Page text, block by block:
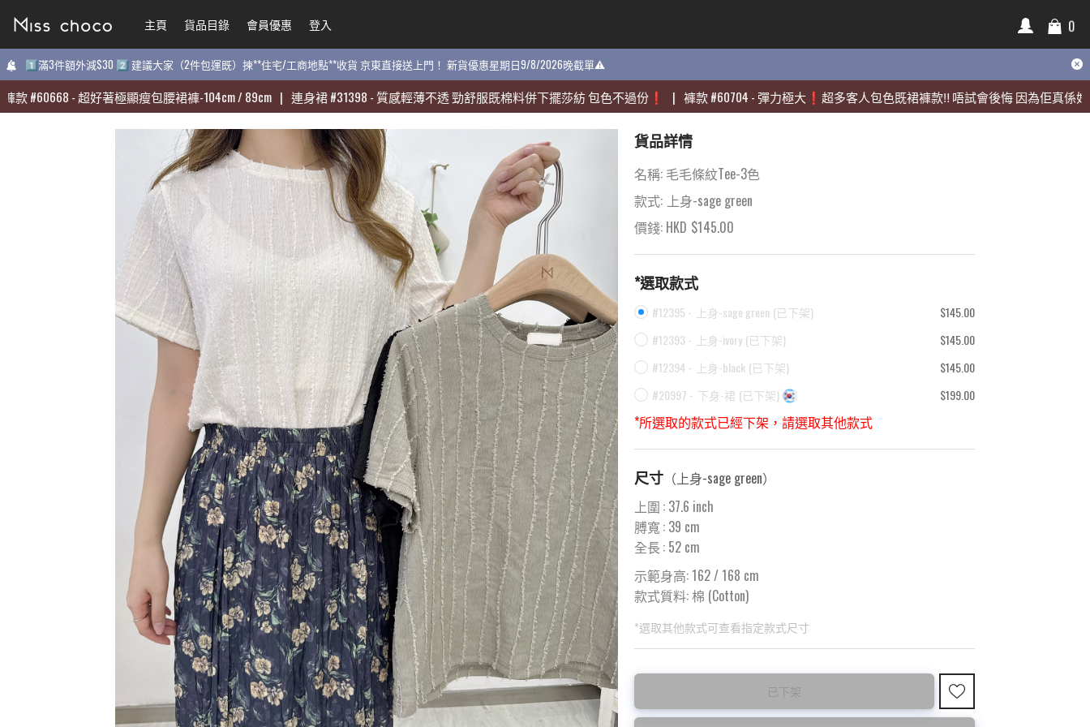
主頁 貨品目錄 會員優惠 登入 0
1️⃣滿3件額外減$30 2️⃣ 建議大家（2件包運既）揀**住宅/工商地點**收貨 京東直接送上門！ 新貨優惠星期日9/8/2026晚截單⚠️
60668-超好著極顯瘦包腰裙褲-104cm / 89cm | 連身裙#31398-質感輕薄不透 勁舒服既棉料併下擺莎紡 包色不過份❗️ | 褲款 # 60704-彈力極大❗️超多客人包色既裙褲款‼️ 唔試會後悔 因為佢真係好靚🫶🏻
主頁 貨品目錄 會員優惠 登入 0
1️⃣滿3件額外減$30 2️⃣ 建議大家（2件包運既）揀**住宅/工商地點**收貨 京東直接送上門！ 新貨優惠星期日9/8/2026晚截單⚠️
60668-超好著極顯瘦包腰裙褲-104cm / 89cm | 連身裙#31398-質感輕薄不透 勁舒服既棉料併下擺莎紡 包色不過份❗️ | 褲款 # 60704-彈力極大❗️超多客人包色既裙褲款‼️ 唔試會後悔 因為佢真係好靚🫶🏻
貨品詳情
名稱: 毛毛條紋Tee-3色
款式: 上身-sage green
價錢: HKD $145.00
*選取款式
#12395 - 上身-sage green (已下架)
$145.00
#12393 - 上身-ivory (已下架)
$145.00
#12394 - 上身-black (已下架)
$145.00
#20997 - 下身-裙 (已下架) $199.00
*所選取的款式已經下架，請選取其他款式
尺寸 （上身-sage green）
上圍 : 37.6 inch
膊寬 : 39 cm
全長 : 52 cm
示範身高: 162 / 168 cm
款式質料:棉 (Cotton)
*選取其他款式可查看指定款式尺寸
此為預購品
預購10~15天到貨 ⚠️
此為減價貨品
特價品不設退換，購買前請先確認所列出的尺碼是否合適。
已下架